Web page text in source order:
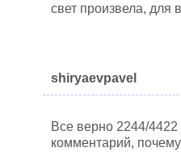
свет произвела, для
shiryaevpavel
Все верно 2244/4422
комментарий,